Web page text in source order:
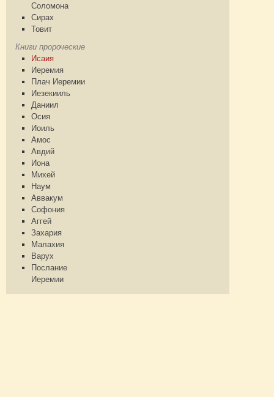
Соломона
Сирах
Товит
Книги пророческие
Исаия
Иеремия
Плач Иеремии
Иезекииль
Даниил
Осия
Иоиль
Амос
Авдий
Иона
Михей
Наум
Аввакум
Софония
Аггей
Захария
Малахия
Варух
Послание
Иеремии